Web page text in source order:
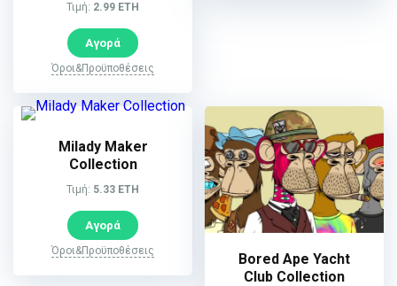
Τιμή: 2.99 ETH
Αγορά
Όροι&Προϋποθέσεις
Milady Maker
Collection
Τιμή: 5.33 ETH
Αγορά
Όροι&Προϋποθέσεις
Bored Ape Yacht
Club Collection